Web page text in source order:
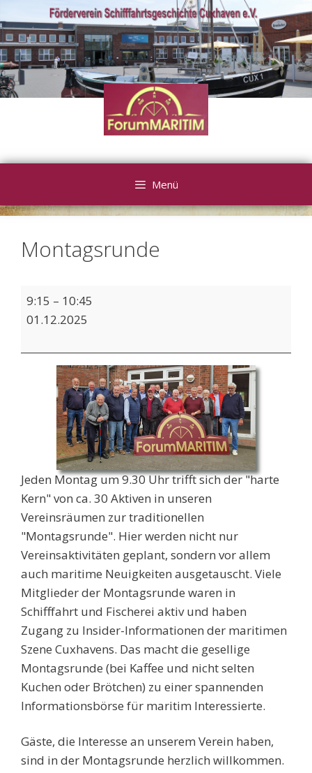
Inhalt
springen
Menü
Montagsrunde
Montagsrunde
9:15 – 10:45
01.12.2025
Jeden Montag um 9.30 Uhr trifft sich der "harte
Kern" von ca. 30 Aktiven in unseren
Vereinsräumen zur traditionellen
"Montagsrunde". Hier werden nicht nur
Vereinsaktivitäten geplant, sondern vor allem
auch maritime Neuigkeiten ausgetauscht. Viele
Mitglieder der Montagsrunde waren in
Schifffahrt und Fischerei aktiv und haben
Zugang zu Insider-Informationen der maritimen
Szene Cuxhavens. Das macht die gesellige
Montagsrunde (bei Kaffee und nicht selten
Kuchen oder Brötchen) zu einer spannenden
Informationsbörse für maritim Interessierte.
Gäste, die Interesse an unserem Verein haben,
sind in der Montagsrunde herzlich willkommen.